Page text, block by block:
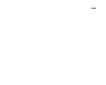
−